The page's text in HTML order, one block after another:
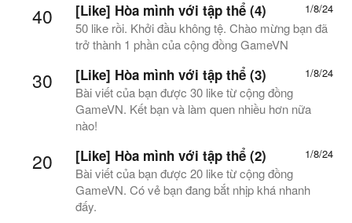
40 1/8/24
[Like] Hòa mình với tập thể (4)
50 like rồi. Khởi đầu không tệ. Chào mừng bạn đã
trở thành 1 phần của cộng đồng GameVN
30 1/8/24
[Like] Hòa mình với tập thể (3)
Bài viết của bạn được 30 like từ cộng đồng
GameVN. Kết bạn và làm quen nhiều hơn nữa
nào!
20 1/8/24
[Like] Hòa mình với tập thể (2)
Bài viết của bạn được 20 like từ cộng đồng
GameVN. Có vẻ bạn đang bắt nhịp khá nhanh
đấy.